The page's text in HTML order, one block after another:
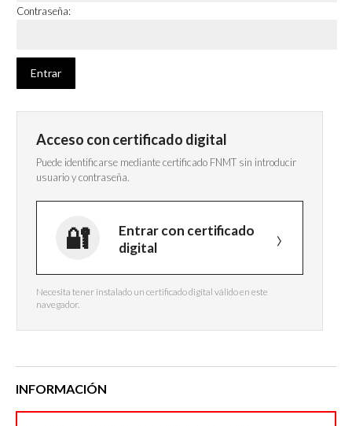
Contraseña:
Acceso con certificado digital
Puede identificarse mediante certificado FNMT sin introducir
usuario y contraseña.
Entrar con certificado
digital
Necesita tener instalado un certificado digital válido en este
navegador.
INFORMACIÓN